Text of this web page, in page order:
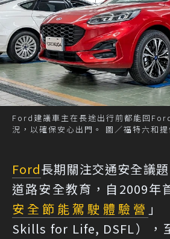
Ford建議車主在長途出行前都能回
況，以確保安心出門。 圖／福特六和提
Ford長期關注交通安全議
道路安全教育，自2009年
安全節能駕駛體驗營 」
Skills for Life, DSFL），